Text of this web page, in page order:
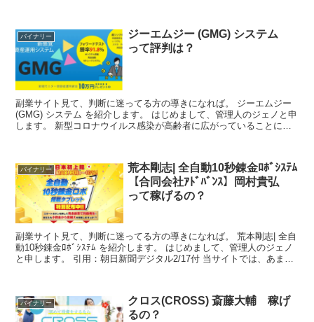
バイナリー
ジーエムジー (GMG) システム
って評判は？
副業サイト見て、判断に迷ってる方の導きになれば。 ジーエムジー
(GMG) システム を紹介します。 はじめまして、管理人のジェノと申
します。 新型コロナウイルス感染が高齢者に広がっていることに伴
バイナリー
荒本剛志| 全自動10秒錬金ﾛﾎﾞｼｽﾃﾑ
【合同会社ｱﾄﾞﾊﾞﾝｽ】岡村貴弘
って稼げるの？
副業サイト見て、判断に迷ってる方の導きになれば。 荒本剛志| 全自
動10秒錬金ﾛﾎﾞｼｽﾃﾑ を紹介します。 はじめまして、管理人のジェノ
と申します。 引用：朝日新聞デジタル2/17付 当サイトでは、あまた
バイナリー
クロス(CROSS) 斎藤大輔 稼げ
るの？